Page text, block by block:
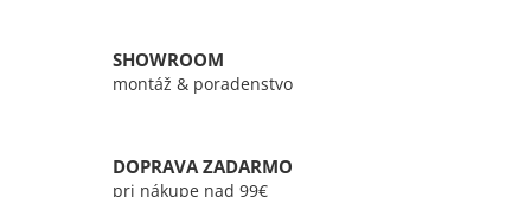
SHOWROOM
montáž & poradenstvo
DOPRAVA ZADARMO
pri nákupe nad 99€